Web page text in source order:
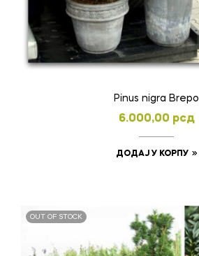
Pinus nigra Brepo
6.000,00 рсд
ДОДАЈ У КОРПУ
OUT OF STOCK